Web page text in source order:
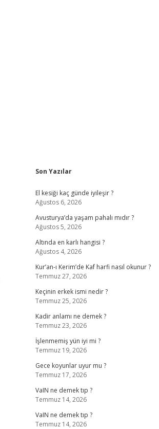
Sidebar
Son Yazılar
El kesiği kaç günde iyileşir ?
Ağustos 6, 2026
Avusturya’da yaşam pahalı mıdır ?
Ağustos 5, 2026
Altında en karlı hangisi ?
Ağustos 4, 2026
Kur’an-ı Kerim’de Kaf harfi nasıl okunur ?
Temmuz 27, 2026
Keçinin erkek ismi nedir ?
Temmuz 25, 2026
Kadir anlamı ne demek ?
Temmuz 23, 2026
İşlenmemiş yün iyi mi ?
Temmuz 19, 2026
Gece koyunlar uyur mu ?
Temmuz 17, 2026
VaIN ne demek tıp ?
Temmuz 14, 2026
VaIN ne demek tıp ?
Temmuz 14, 2026
ilbet giriş